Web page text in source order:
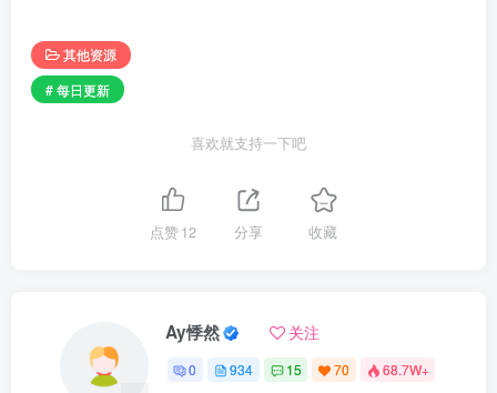
其他资源
# 每日更新
喜欢就支持一下吧
点赞12 分享 收藏
Ay悸然 关注
0 934 15 70 68.7W+